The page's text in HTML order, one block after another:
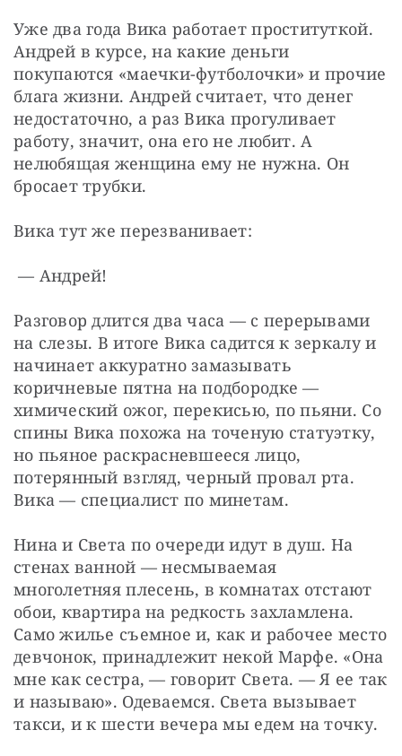
Уже два года Вика работает проституткой.
Андрей в курсе, на какие деньги
покупаются «маечки-футболочки» и прочие
блага жизни. Андрей считает, что денег
недостаточно, а раз Вика прогуливает
работу, значит, она его не любит. А
нелюбящая женщина ему не нужна. Он
бросает трубки.
Вика тут же перезванивает:
— Андрей!
Разговор длится два часа — с перерывами
на слезы. В итоге Вика садится к зеркалу и
начинает аккуратно замазывать
коричневые пятна на подбородке —
химический ожог, перекисью, по пьяни. Со
спины Вика похожа на точеную статуэтку,
но пьяное раскрасневшееся лицо,
потерянный взгляд, черный провал рта.
Вика — специалист по минетам.
Нина и Света по очереди идут в душ. На
стенах ванной — несмываемая
многолетняя плесень, в комнатах отстают
обои, квартира на редкость захламлена.
Само жилье съемное и, как и рабочее место
девчонок, принадлежит некой Марфе. «Она
мне как сестра, — говорит Света. — Я ее так
и называю». Одеваемся. Света вызывает
такси, и к шести вечера мы едем на точку.